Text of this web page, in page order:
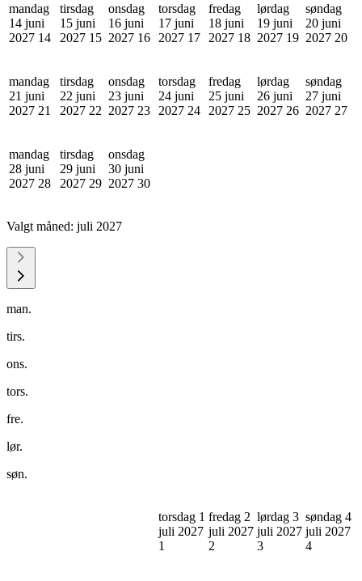
mandag
14 juni
2027 14
tirsdag
15 juni
2027 15
onsdag
16 juni
2027 16
torsdag
17 juni
2027 17
fredag
18 juni
2027 18
lørdag
19 juni
2027 19
søndag
20 juni
2027 20
mandag
21 juni
2027 21
tirsdag
22 juni
2027 22
onsdag
23 juni
2027 23
torsdag
24 juni
2027 24
fredag
25 juni
2027 25
lørdag
26 juni
2027 26
søndag
27 juni
2027 27
mandag
28 juni
2027 28
tirsdag
29 juni
2027 29
onsdag
30 juni
2027 30
Valgt måned: juli 2027
man.
tirs.
ons.
tors.
fre.
lør.
søn.
torsdag 1
juli 2027
1
fredag 2
juli 2027
2
lørdag 3
juli 2027
3
søndag 4
juli 2027
4